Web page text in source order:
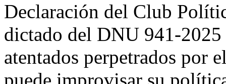
Declaración del Club
dictado del DNU 941-
atentados perpetrados por